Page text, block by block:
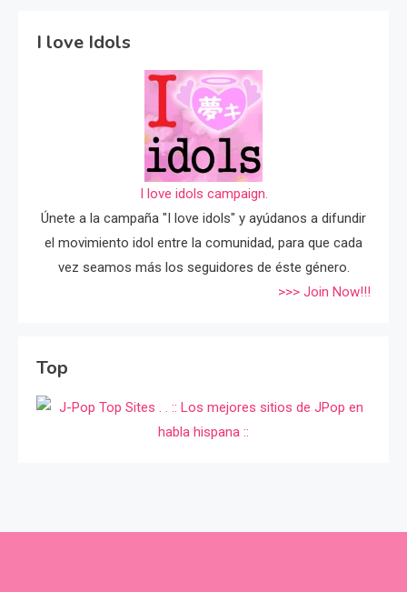
I love Idols
I love idols campaign.
Únete a la campaña "I love idols" y ayúdanos a difundir
el movimiento idol entre la comunidad, para que cada
vez seamos más los seguidores de éste género.
>>> Join Now!!!
Top